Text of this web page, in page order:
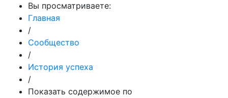
Вы просматриваете:
Главная
/
Сообщество
/
История успеха
/
Показать содержимое по